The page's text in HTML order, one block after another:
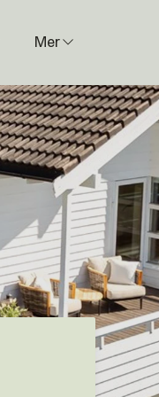
Mer
Prisstatistikk
Næring
Nybygg
Magasin
Om oss
Åpenhetsloven
Prisliste
Karriere